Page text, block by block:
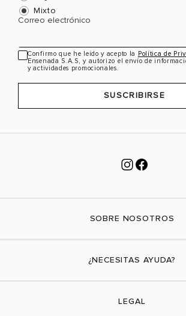
Color
VER PRODUCTO VER
Mixto
Correo electrónico
Confirmo que he leído y acepto la Política de
Ensenada S.A.S, y autorizo el envío de
y actividades promocionales.
SUSCRIBIRSE
SOBRE NOSOTROS
¿NECESITAS AYUDA?
LEGAL